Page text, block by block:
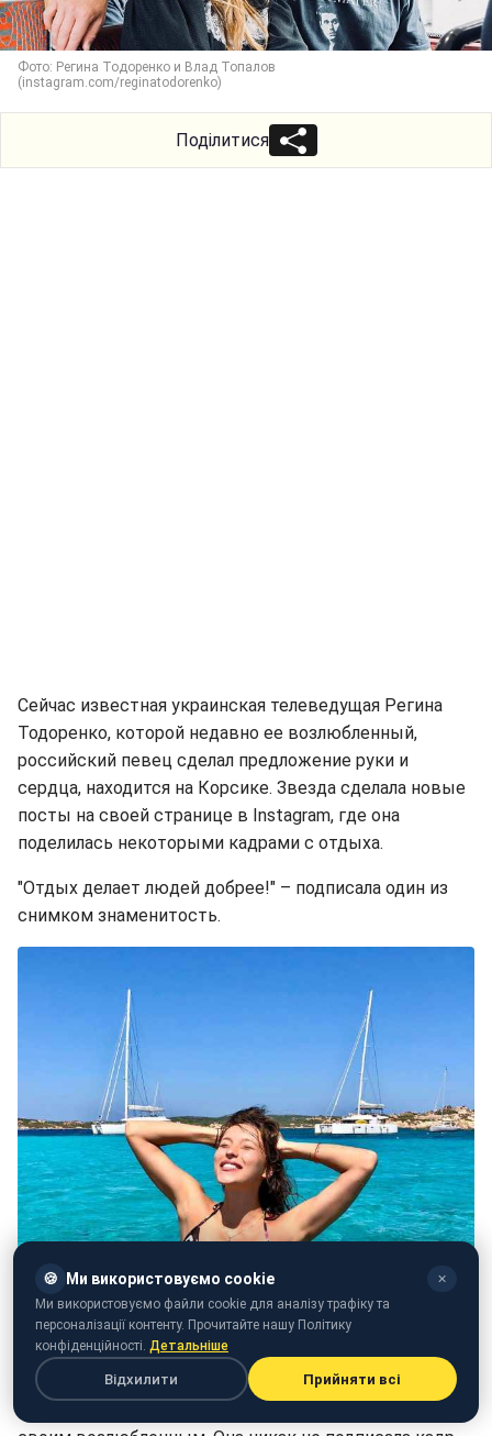
Фото: Регина Тодоренко и Влад Топалов
(instagram.com/reginatodorenko)
Поділитися
Сейчас известная украинская телеведущая Регина
Тодоренко, которой недавно ее возлюбленный,
российский певец сделал предложение руки и
сердца, находится на Корсике. Звезда сделала новые
посты на своей странице в Instagram, где она
поделилась некоторыми кадрами с отдыха.
"Отдых делает людей добрее!" – подписала один из
снимком знаменитость.
Фото: Регина Тодоренко (instagram.com/reginatodorenko)
🍪 Ми використовуємо cookie ✕
Ми використовуємо файли cookie для аналізу трафіку та
персоналізації контенту. Прочитайте нашу Політику
конфіденційності. Детальніше
Відхилити Прийняти всі